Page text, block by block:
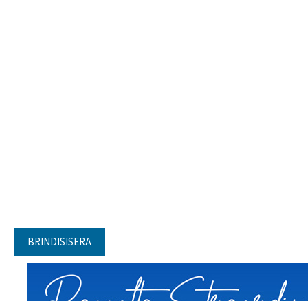
BRINDISISERA